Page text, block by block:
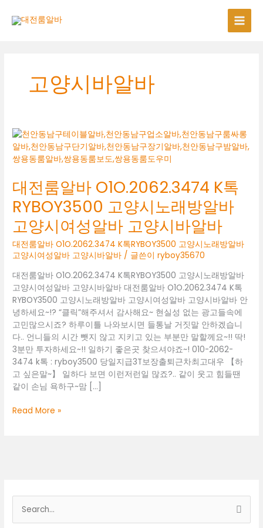
고양시바알바
대전룸알바 O1O.2062.3474 K톡
RYBOY3500 고양시노래방알바
고양시여성알바 고양시바알바
대전룸알바 O1O.2062.3474 K톡RYBOY3500 고양시노래방알바
고양시여성알바 고양시바알바 / 글쓴이ryboy35670
대전룸알바 O1O.2062.3474 K톡RYBOY3500 고양시노래방알바
고양시여성알바 고양시바알바 대전룸알바 O1O.2062.3474 K톡
RYBOY3500 고양시노래방알바 고양시여성알바 고양시바알바 안
녕하세요~!? “클릭”해주셔서 감사해요~ 현실성 없는 광고들속에
고민많으시죠? 하루이틀 나와보시면 들통날 거짓말 안하겠습니
다.. 언니들의 시간 뺏지 않고 지키고 있는 부분만 말할께요~!! 딱!
3분만 투자하세요~!! 일하기 좋은곳 찾으셔야죠~! 010-2062-
3474 k톡 : ryboy3500 당일지급3T보장출퇴근차최고대우 【하
고 싶은말~】 일하다 보면 이런저런일 많죠?.. 같이 웃고 힘들땐
같이 손님 욕하구~맘 […]
대
톡
RYBOY3500
고
Read More »